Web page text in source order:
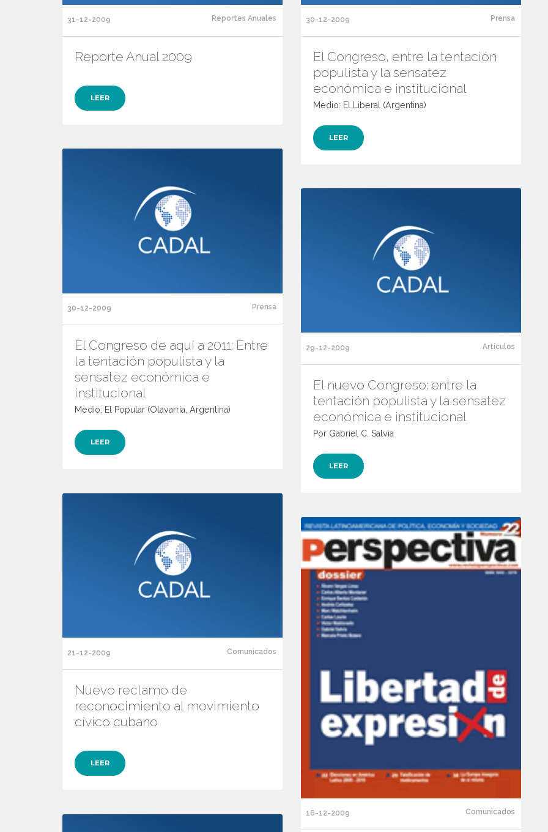
31-12-2009 Reportes Anuales
Reporte Anual 2009
LEER
30-12-2009 Prensa
El Congreso, entre la tentación
populista y la sensatez
económica e institucional
Medio: El Liberal (Argentina)
LEER
30-12-2009 Prensa
El Congreso de aquí a 2011: Entre
la tentación populista y la
sensatez económica e
institucional
Medio: El Popular (Olavarría, Argentina)
LEER
29-12-2009 Artículos
El nuevo Congreso: entre la
tentación populista y la sensatez
económica e institucional
Por Gabriel C. Salvia
LEER
21-12-2009 Comunicados
Nuevo reclamo de
reconocimiento al movimiento
cívico cubano
LEER
16-12-2009 Comunicados